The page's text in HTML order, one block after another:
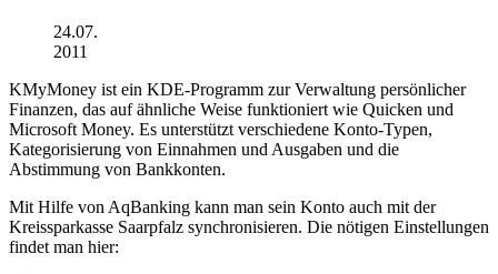
24.07.
2011
KMyMoney ist ein KDE-Programm zur Verwaltung persönlicher
Finanzen, das auf ähnliche Weise funktioniert wie Quicken und
Microsoft Money. Es unterstützt verschiedene Konto-Typen,
Kategorisierung von Einnahmen und Ausgaben und die
Abstimmung von Bankkonten.
Mit Hilfe von AqBanking kann man sein Konto auch mit der
Kreissparkasse Saarpfalz synchronisieren. Die nötigen Einstellungen
findet man hier: